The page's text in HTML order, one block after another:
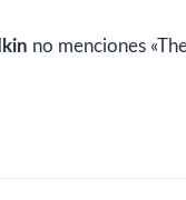
no menciones